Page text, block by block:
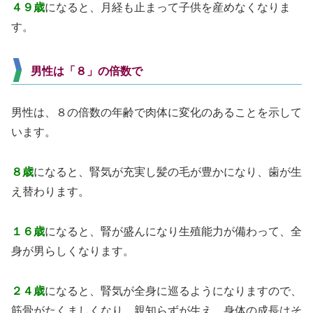
４９歳になると、月経も止まって子供を産めなくなりま
す。
男性は「８」の倍数で
男性は、８の倍数の年齢で肉体に変化のあることを示して
います。
８歳になると、腎気が充実し髪の毛が豊かになり、歯が生
え替わります。
１６歳になると、腎が盛んになり生殖能力が備わって、全
身が男らしくなります。
２４歳になると、腎気が全身に巡るようになりますので、
筋骨がたくましくなり、親知らずが生え、身体の成長はそ